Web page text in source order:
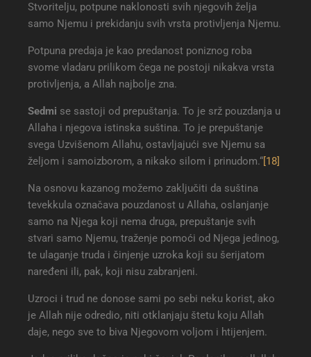
Stvoritelju, potpune naklonosti svih njegovih želja
samo Njemu i prekidanju svih vrsta protivljenja Njemu.
Potpuna predaja je kao predanost poniznog roba
svome vladaru prilikom čega ne postoji nikakva vrsta
protivljenja, a Allah najbolje zna.
Sedmi se sastoji od prepuštanja. To je srž pouzdanja u
Allaha i njegova istinska suština. To je prepuštanje
svega Uzvišenom Allahu, ostavljajući sve Njemu sa
željom i samoizborom, a nikako silom i prinudom.“[18]
Na osnovu kazanog možemo zaključiti da suština
tevekkula označava pouzdanost u Allaha, oslanjanje
samo na Njega koji nema druga, prepuštanje svih
stvari samo Njemu, traženje pomoći od Njega jedinog,
te ulaganje truda i činjenje uzroka koji su šerijatom
naređeni ili, pak, koji nisu zabranjeni.
Uzroci i trud ne donose sami po sebi neku korist, ako
je Allah nije odredio, niti otklanjaju štetu koju Allah
daje, nego sve to biva Njegovom voljom i htijenjem.